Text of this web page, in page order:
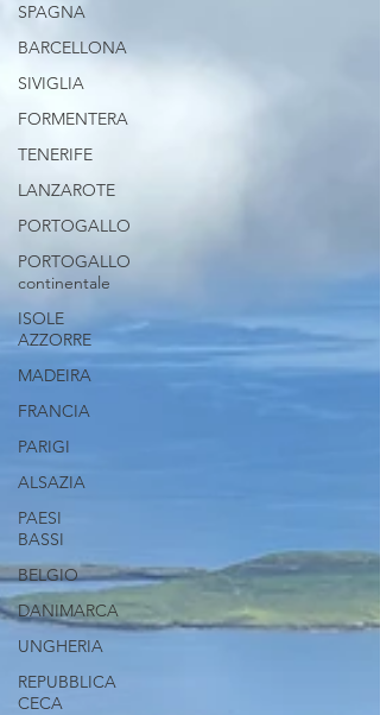
SPAGNA
BARCELLONA
SIVIGLIA
FORMENTERA
TENERIFE
LANZAROTE
PORTOGALLO
PORTOGALLO
continentale
ISOLE
AZZORRE
MADEIRA
FRANCIA
PARIGI
ALSAZIA
PAESI
BASSI
BELGIO
DANIMARCA
UNGHERIA
REPUBBLICA
CECA